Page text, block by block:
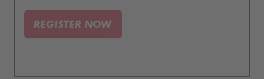
REGISTER NOW